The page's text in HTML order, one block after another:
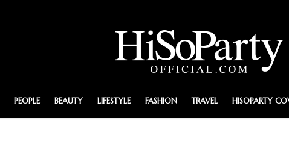
PEOPLE BEAUTY LIFESTYLE FASHION TRAVEL HISOPARTY